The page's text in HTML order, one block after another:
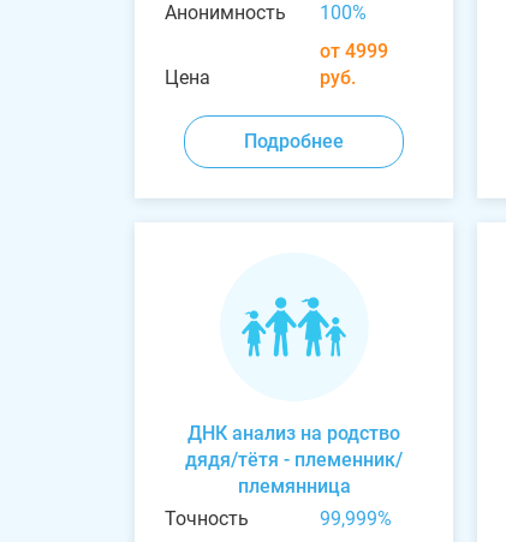
Анонимность
100%
Цена
от 4999
руб.
Подробнее
ДНК анализ на родство
дядя/тётя - племенник/
племянница
Точность
99,999%